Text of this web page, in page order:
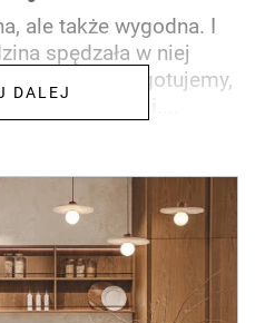
ale także wygodna. I
spędzała w niej
już nie tylko gotujemy,
się z dziećmi....
DALEJ